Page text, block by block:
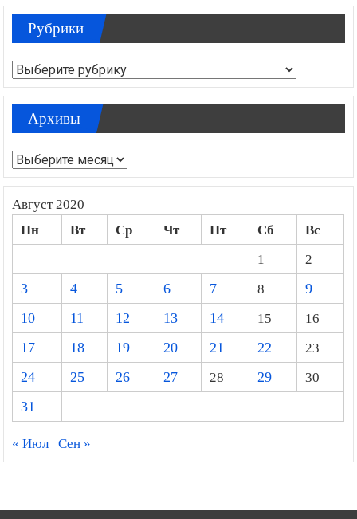
Рубрики
Рубрики
Архивы
Архивы
Август 2020
Пн Вт Ср Чт Пт Сб
Вс
1
2
3
4 5 6 7 8
9
10
11 12 13 14 15
16
17
18 19 20 21 22
23
24
25 26 27 28 29
30
31
« Июл Сен »